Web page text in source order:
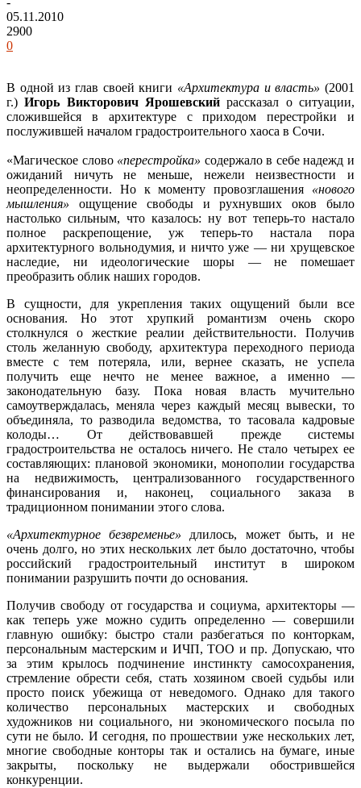
05.11.2010
2900
0
В одной из глав своей книги «Архитектура и власть» (2001
г.)Игорь Викторович Ярошевский рассказал о ситуации,
сложившейся в архитектуре с приходом перестройки и
послужившей началом градостроительного хаоса в Сочи.
«Магическое слово «перестройка» содержало в себе надежд и
ожиданий ничуть не меньше, нежели неизвестности и
неопределенности. Но к моменту провозглашения «нового
мышления» ощущение свободы и рухнувших оков было
настолько сильным, что казалось: ну вот теперь-то настало
полное раскрепощение, уж теперь-то настала пора
архитектурного вольнодумия, и ничто уже — ни хрущевское
наследие, ни идеологические шоры — не помешает
преобразить облик наших городов.
В сущности, для укрепления таких ощущений были все
основания. Но этот хрупкий романтизм очень скоро
столкнулся о жесткие реалии действительности. Получив
столь желанную свободу, архитектура переходного периода
вместе с тем потеряла, или, вернее сказать, не успела
получить еще нечто не менее важное, а именно —
законодательную базу. Пока новая власть мучительно
самоутверждалась, меняла через каждый месяц вывески, то
объединяла, то разводила ведомства, то тасовала кадровые
колоды… От действовавшей прежде системы
градостроительства не осталось ничего. Не стало четырех ее
составляющих: плановой экономики, монополии государства
на недвижимость, централизованного государственного
финансирования и, наконец, социального заказа в
традиционном понимании этого слова.
«Архитектурное безвременье» длилось, может быть, и не
очень долго, но этих нескольких лет было достаточно, чтобы
российский градостроительный институт в широком
понимании разрушить почти до основания.
Получив свободу от государства и социума, архитекторы —
как теперь уже можно судить определенно — совершили
главную ошибку: быстро стали разбегаться по конторкам,
персональным мастерским и ИЧП, ТОО и пр. Допускаю, что
за этим крылось подчинение инстинкту самосохранения,
стремление обрести себя, стать хозяином своей судьбы или
просто поиск убежища от неведомого. Однако для такого
количество персональных мастерских и свободных
художников ни социального, ни экономического посыла по
сути не было. И сегодня, по прошествии уже нескольких лет,
многие свободные конторы так и остались на бумаге, иные
закрыты, поскольку не выдержали обострившейся
конкуренции.